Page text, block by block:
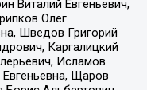
Виталий Евгеньевич,
Олег
Шведов Григорий
Каргалицкий
Исламов
Щаров